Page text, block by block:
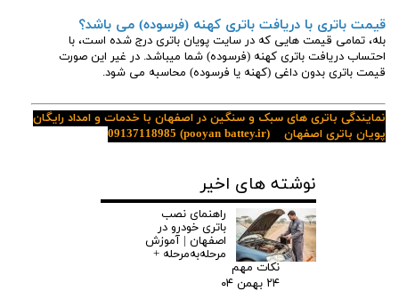
قیمت باتری با دریافت باتری کهنه (فرسوده) می باشد؟
بله، تمامی قیمت هایی که در سایت پویان باتری درج شده است، با
احتساب دریافت باتری کهنه (فرسوده) شما میباشد. در غیر این صورت
قیمت باتری بدون داغی (کهنه یا فرسوده) محاسبه می شود.
نمایندگی باتری های سبک و سنگین در اصفهان با خدمات و امداد رایگان
پویان باتری اصفهان
(pooyan battey.ir)
09137118985
نوشته های اخیر
راهنمای نصب
باتری خودرو در
اصفهان | آموزش
مرحله‌به‌مرحله +
نکات مهم
۲۴ بهمن ۰۴